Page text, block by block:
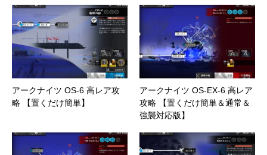
アークナイツ OS-6 高レア攻
略 【置くだけ簡単】
アークナイツ OS-EX-6 高レア
攻略 【置くだけ簡単＆通常＆
強襲対応版】